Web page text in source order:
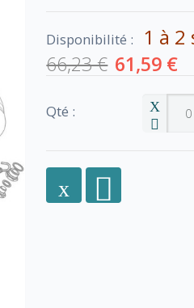
Disponibilité : 1 à 2
66,23 € 61,59 €
Qté :